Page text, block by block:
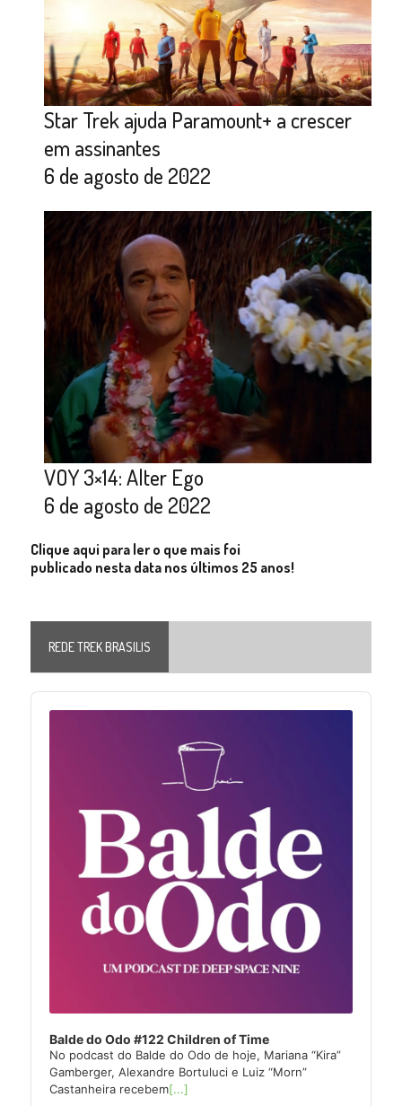
Star Trek ajuda Paramount+ a crescer
em assinantes
6 de agosto de 2022
VOY 3×14: Alter Ego
6 de agosto de 2022
Clique aqui para ler o que mais foi
publicado nesta data nos últimos 25 anos!
REDE TREK BRASILIS
Audio
Player
Balde do Odo #122 Children of Time
No podcast do Balde do Odo de hoje, Mariana “Kira”
Gamberger, Alexandre Bortuluci e Luiz “Morn”
Castanheira recebem[...]